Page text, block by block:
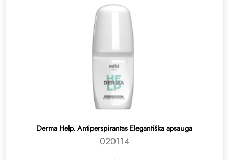
Derma Help. Antiperspirantas Elegantiška apsauga
020114